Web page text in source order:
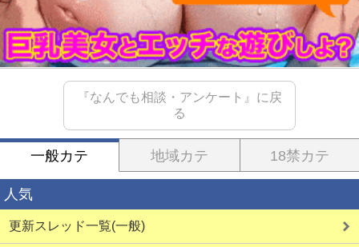
『なんでも相談・アンケート』に戻
る
一般カテ 地域カテ 18禁カテ
人気
更新スレッド一覧(一般)